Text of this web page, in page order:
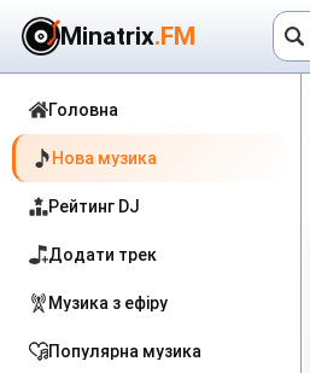
Minatrix.FM
Головна
Нова музика
Рейтинг DJ
Додати трек
Музика з ефіру
Популярна музика